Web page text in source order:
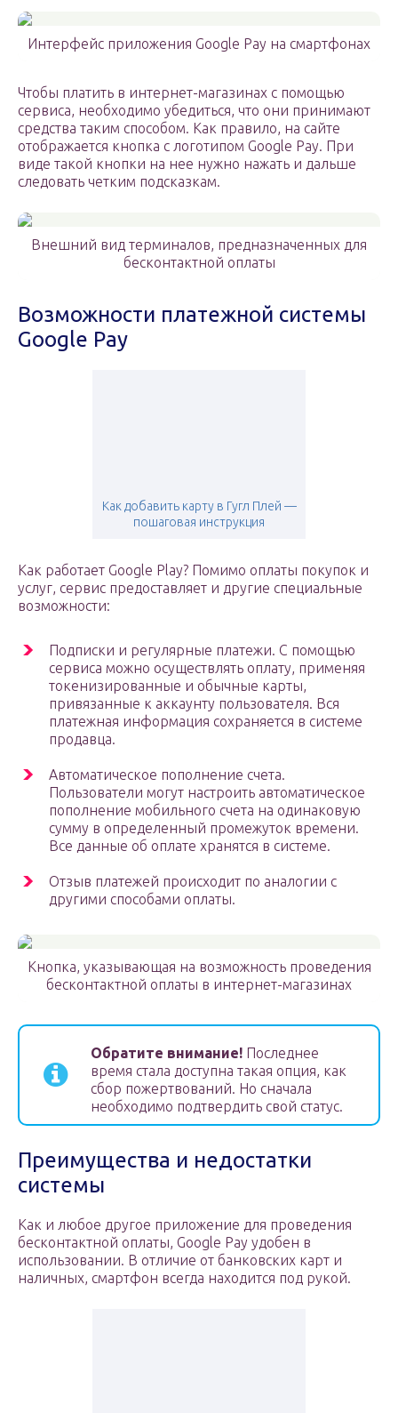
Интерфейс приложения Google Pay на смартфонах
Чтобы платить в интернет-магазинах с помощью
сервиса, необходимо убедиться, что они принимают
средства таким способом. Как правило, на сайте
отображается кнопка с логотипом Google Pay. При
виде такой кнопки на нее нужно нажать и дальше
следовать четким подсказкам.
Внешний вид терминалов, предназначенных для
бесконтактной оплаты
Возможности платежной системы
Google Pay
Как добавить карту в Гугл Плей —
пошаговая инструкция
Как работает Google Play? Помимо оплаты покупок и
услуг, сервис предоставляет и другие специальные
возможности:
Подписки и регулярные платежи. С помощью
сервиса можно осуществлять оплату, применяя
токенизированные и обычные карты,
привязанные к аккаунту пользователя. Вся
платежная информация сохраняется в системе
продавца.
Автоматическое пополнение счета.
Пользователи могут настроить автоматическое
пополнение мобильного счета на одинаковую
сумму в определенный промежуток времени.
Все данные об оплате хранятся в системе.
Отзыв платежей происходит по аналогии с
другими способами оплаты.
Кнопка, указывающая на возможность проведения
бесконтактной оплаты в интернет-магазинах
Обратите внимание! Последнее
время стала доступна такая опция, как
сбор пожертвований. Но сначала
необходимо подтвердить свой статус.
Преимущества и недостатки
системы
Как и любое другое приложение для проведения
бесконтактной оплаты, Google Pay удобен в
использовании. В отличие от банковских карт и
наличных, смартфон всегда находится под рукой.